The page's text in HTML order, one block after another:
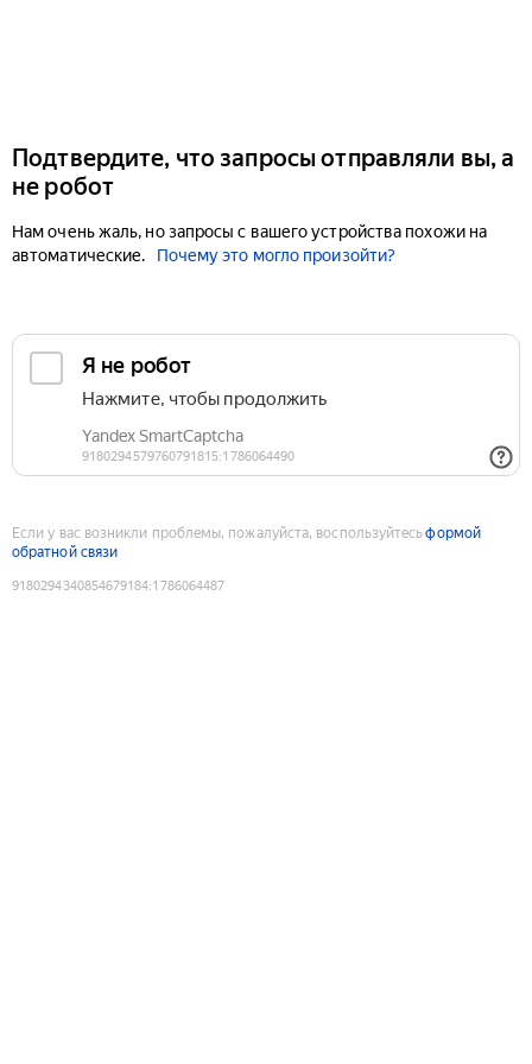
Подтвердите, что запросы отправляли вы, а
не робот
Нам очень жаль, но запросы с вашего устройства похожи на
автоматические.
Почему это могло произойти?
Если у вас возникли проблемы, пожалуйста, воспользуйтесьформой
обратной связи
9180294340854679184:1786064487